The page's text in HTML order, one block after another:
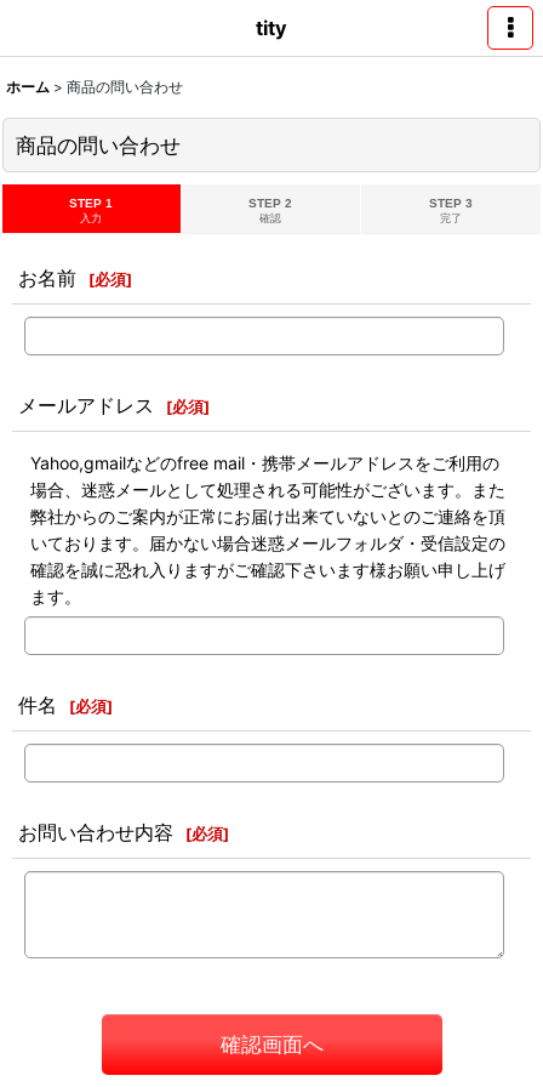
tity
ホーム > 商品の問い合わせ
商品の問い合わせ
STEP 1
入力
STEP 2
確認
STEP 3
完了
お名前 [必須]
メールアドレス [必須]
Yahoo,gmailなどのfree mail・携帯メールアドレスをご利用の
場合、迷惑メールとして処理される可能性がございます。また
弊社からのご案内が正常にお届け出来ていないとのご連絡を頂
いております。届かない場合迷惑メールフォルダ・受信設定の
確認を誠に恐れ入りますがご確認下さいます様お願い申し上げ
ます。
件名 [必須]
お問い合わせ内容 [必須]
確認画面へ